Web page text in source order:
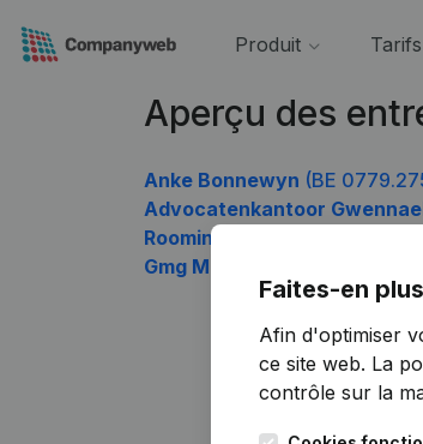
Produit Tarifs
Aperçu des
Anke Bonnewyn (BE
Advocatenkantoor
Roominvest
Gmg Management
Faites-en
Afin d'optimiser
ce site web. La
contrôle sur la